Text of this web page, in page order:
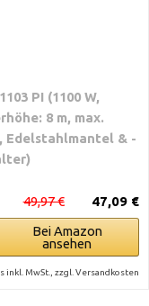
PI (1100 W,
8 m, max.
Edelstahlmantel & -
47,09 €
49,97 €
Bei Amazon
ansehen
inkl. MwSt., zzgl. Versandkosten